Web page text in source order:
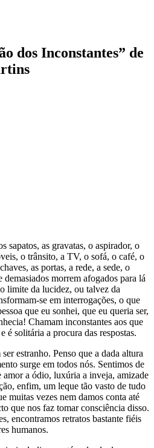
dos Inconstantes” de
sapatos, as gravatas, o aspirador, o
o trânsito, a TV, o sofá, o café, o
as portas, a rede, a sede, o
morrem afogados para lá
limite da lucidez, ou talvez da
se em interrogações, o que
que eu sonhei, que eu queria ser,
Chamam inconstantes aos que
é solitária a procura das respostas.
estranho. Penso que a dada altura
surge em todos nós. Sentimos de
amor a ódio, luxúria a inveja, amizade
enfim, um leque tão vasto de tudo
muitas vezes nem damos conta até
que nos faz tomar consciência disso.
encontramos retratos bastante fiéis
humanos.